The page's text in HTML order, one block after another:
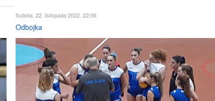
Subota, 22. listopada 2022. 22:06
Odbojka